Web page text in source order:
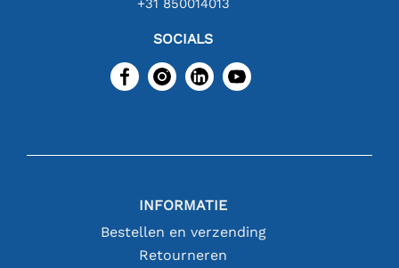
SOCIALS
INFORMATIE
Bestellen en verzending
Retourneren